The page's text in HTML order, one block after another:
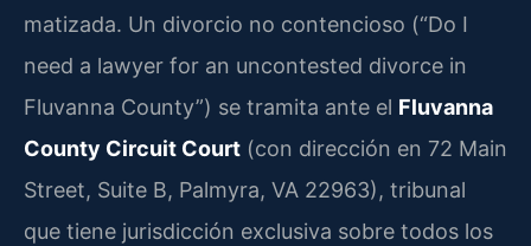
matizada. Un divorcio no contencioso (“Do I
need a lawyer for an uncontested divorce in
Fluvanna County”) se tramita ante el Fluvanna
County Circuit Court (con dirección en 72 Main
Street, Suite B, Palmyra, VA 22963), tribunal
que tiene jurisdicción exclusiva sobre todos los